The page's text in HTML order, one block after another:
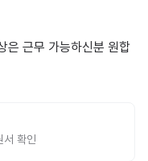
은 근무 가능하신분 원합
서 확인